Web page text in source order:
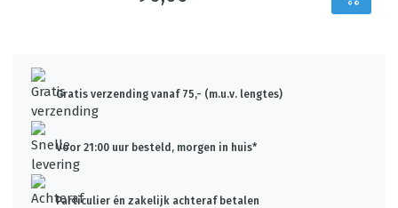
Gratis verzending vanaf 75,- (m.u.v. lengtes)
Voor 21:00 uur besteld, morgen in huis*
Particulier én zakelijk achteraf betalen